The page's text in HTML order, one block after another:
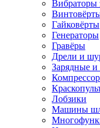
Вибраторы
Гайковёрты
Генераторы
Гравёры
Дрели и
Зарядные и
Лобзики
Машины